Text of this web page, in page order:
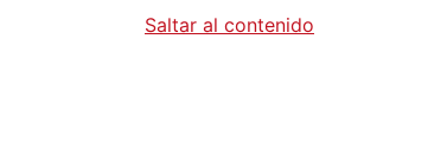
Saltar al contenido